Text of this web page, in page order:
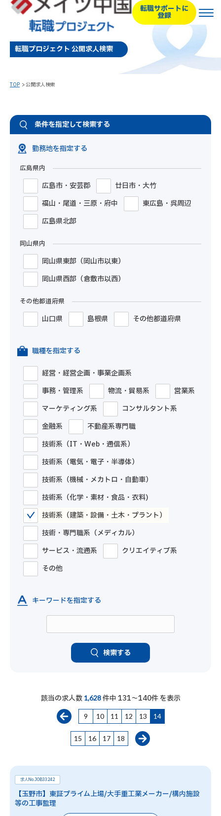
転職サポートに
登録
転職プロジェクト 公開求人検索
TOP 公開求人検索
条件を指定して検索する
勤務地を指定する
広島県内
広島市・安芸郡
廿日市・大竹
福山・尾道・三原・府中
東広島・呉周辺
広島県北部
岡山県内
岡山県東部（岡山市以東）
岡山県西部（倉敷市以西）
その他都道府県
山口県 島根県 その他都道府県
職種を指定する
経営・経営企画・事業企画系
事務・管理系
物流・貿易系
営業系
マーケティング系
コンサルタント系
金融系
不動産系専門職
技術系（IT・Web・通信系）
技術系（電気・電子・半導体）
技術系（機械・メカトロ・自動車）
技術系（化学・素材・食品・衣料)
技術系（建築・設備・土木・プラント）
技術・専門職系（メディカル）
サービス・流通系
クリエイティブ系
その他
キーワードを指定する
検索する
該当の求人数 1,628件中 131～140件 を表示
9 10 11 12 13 14
15 16 17 18
求人No.JOB33242
【玉野市】東証プライム上場/大手重工業メーカー/構内施設
等の工事監理